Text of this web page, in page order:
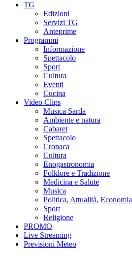
TG
Edizioni
Servizi TG
Anteprime
Programmi
Informazione
Spettacolo
Sport
Cultura
Eventi
Cucina
Video Clips
Musica Sarda
Ambiente e natura
Cabaret
Spettacolo
Cronaca
Cultura
Enogastronomia
Folklore e Tradizione
Medicina e Salute
Musica
Politica, Attualità, Economia
Sport
Religione
PROMO
Live Streaming
Previsioni Meteo